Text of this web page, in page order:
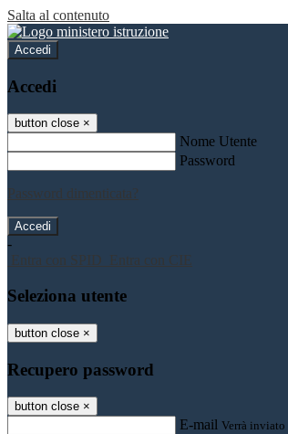
Salta al contenuto
Accedi
Accedi
button close ×
Nome Utente
Password
Password dimenticata?
-
Entra con SPID
Entra con CIE
Seleziona utente
button close ×
Recupero password
button close ×
E-mail Verrà